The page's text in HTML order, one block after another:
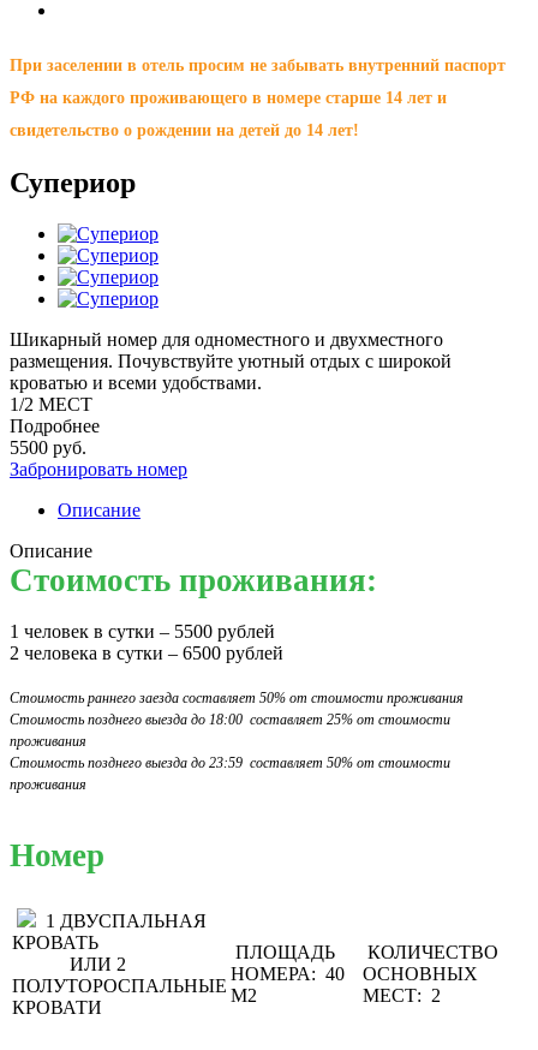
При заселении в отель просим не забывать внутренний паспорт
РФ на каждого проживающего в номере старше 14 лет и
свидетельство о рождении на детей до 14 лет!
Супериор
Шикарный номер для одноместного и двухместного
размещения. Почувствуйте уютный отдых с широкой
кроватью и всеми удобствами.
1/2 МЕСТ
Подробнее
5500 руб.
Забронировать номер
Описание
Описание
Стоимость проживания:
1 человек в сутки – 5500 рублей
2 человека в сутки – 6500 рублей
Стоимость раннего заезда составляет 50% от стоимости проживания
Стоимость позднего выезда до 18:00 составляет 25% от стоимости
проживания
Стоимость позднего выезда до 23:59 составляет 50% от стоимости
проживания
Номер
1 ДВУСПАЛЬНАЯ
КРОВАТЬ
ИЛИ 2
ПОЛУТОРОСПАЛЬНЫЕ
КРОВАТИ
ПЛОЩАДЬ
НОМЕРА: 40
М2
КОЛИЧЕСТВО
ОСНОВНЫХ
МЕСТ: 2